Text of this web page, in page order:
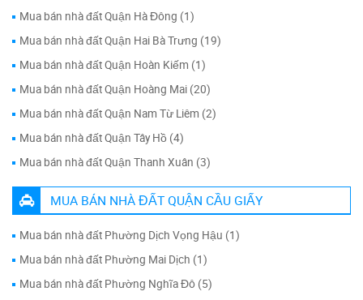
Mua bán nhà đất Quận Hà Đông (1)
Mua bán nhà đất Quận Hai Bà Trưng (19)
Mua bán nhà đất Quận Hoàn Kiếm (1)
Mua bán nhà đất Quận Hoàng Mai (20)
Mua bán nhà đất Quận Nam Từ Liêm (2)
Mua bán nhà đất Quận Tây Hồ (4)
Mua bán nhà đất Quận Thanh Xuân (3)
MUA BÁN NHÀ ĐẤT QUẬN CẦU GIẤY
Mua bán nhà đất Phường Dịch Vọng Hậu (1)
Mua bán nhà đất Phường Mai Dịch (1)
Mua bán nhà đất Phường Nghĩa Đô (5)